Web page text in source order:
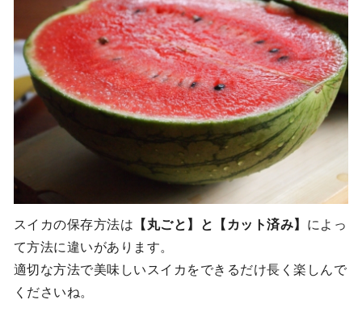
スイカの保存方法は 【丸ごと】と【カット済み】 によっ
て方法に違いがあります。
適切な方法で美味しいスイカをできるだけ長く楽しんで
くださいね。